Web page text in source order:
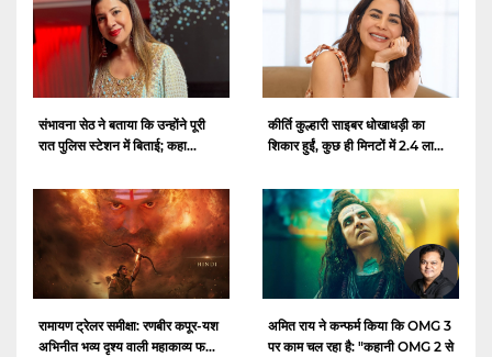
संभावना सेठ ने बताया कि उन्होंने पूरी
रात पुलिस स्टेशन में बिताई; कहा...
कीर्ति कुल्हारी साइबर धोखाधड़ी का
शिकार हुईं, कुछ ही मिनटों में 2.4 ला...
रामायण ट्रेलर समीक्षा: रणबीर कपूर-यश
अभिनीत भव्य दृश्य वाली महाकाव्य फ...
अमित राय ने कन्फर्म किया कि OMG 3
पर काम चल रहा है: "कहानी OMG 2 से